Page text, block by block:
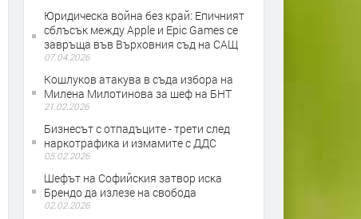
Юридическа война без край: Епичният
сблъсък между Apple и Epic Games се
завръща във Върховния съд на САЩ
07.04.2026
Кошлуков атакува в съда избора на
Милена Милотинова за шеф на БНТ
21.02.2026
Бизнесът с отпадъците - трети след
наркотрафика и измамите с ДДС
05.02.2026
Шефът на Софийския затвор иска
Брендо да излезе на свобода
02.02.2026